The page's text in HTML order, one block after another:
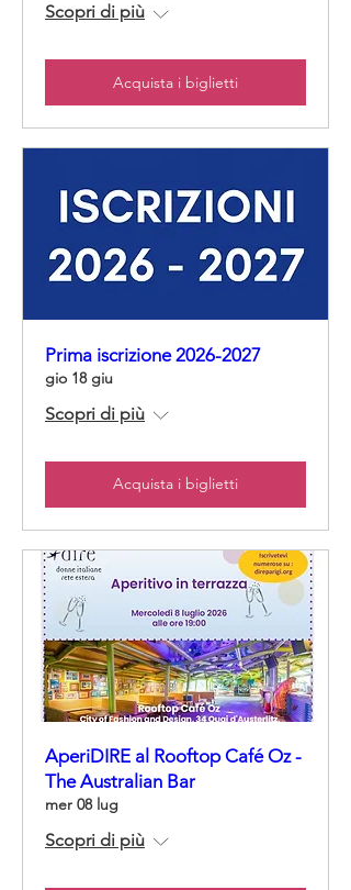
Scopri di più
Acquista i biglietti
Prima iscrizione 2026-2027
gio 18 giu
Scopri di più
Acquista i biglietti
AperiDIRE al Rooftop Café Oz -
The Australian Bar
mer 08 lug
Scopri di più